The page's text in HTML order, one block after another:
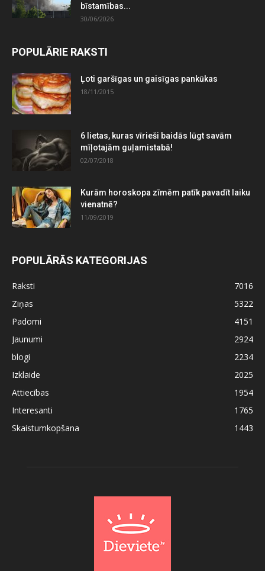
bīstamības...
30/06/2026
POPULĀRIE RAKSTI
Ļoti garšīgas un gaisīgas pankūkas
18/11/2015
6 lietas, kuras vīrieši baidās lūgt savām
mīļotajām guļamistabā!
02/07/2018
Kurām horoskopa zīmēm patīk pavadīt laiku
vienatnē?
11/09/2019
POPULĀRĀS KATEGORIJAS
Raksti
7016
Ziņas
5322
Padomi
4151
Jaunumi
2924
blogi
2234
Izklaide
2025
Attiecības
1954
Interesanti
1765
Skaistumkopšana
1443